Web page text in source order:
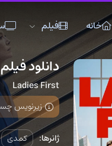
فیلم سریال
دانلود فیلم Ladies First 2026
Ladies First
زیرنویس چسبیده اضافه شد
ژانرها: کمدی